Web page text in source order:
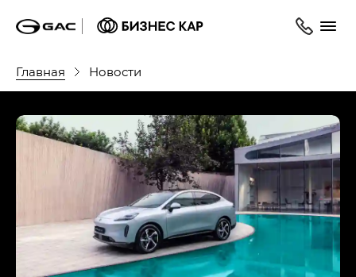
Главная Новости